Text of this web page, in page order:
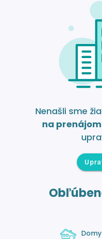
Nenašli sme
na